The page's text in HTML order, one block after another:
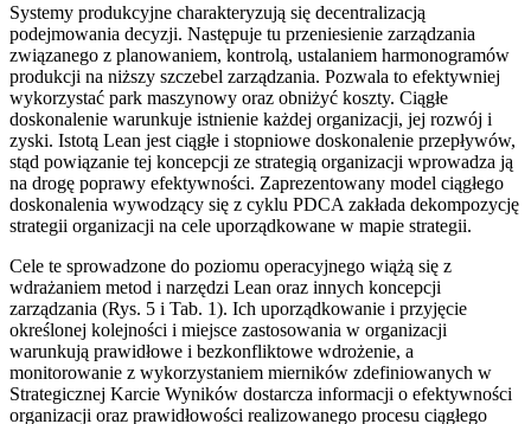
Systemy produkcyjne charakteryzują się decentralizacją
podejmowania decyzji. Następuje tu przeniesienie zarządzania
związanego z planowaniem, kontrolą, ustalaniem harmonogramów
produkcji na niższy szczebel zarządzania. Pozwala to efektywniej
wykorzystać park maszynowy oraz obniżyć koszty. Ciągłe
doskonalenie warunkuje istnienie każdej organizacji, jej rozwój i
zyski. Istotą Lean jest ciągłe i stopniowe doskonalenie przepływów,
stąd powiązanie tej koncepcji ze strategią organizacji wprowadza ją
na drogę poprawy efektywności. Zaprezentowany model ciągłego
doskonalenia wywodzący się z cyklu PDCA zakłada dekompozycję
strategii organizacji na cele uporządkowane w mapie strategii.
Cele te sprowadzone do poziomu operacyjnego wiążą się z
wdrażaniem metod i narzędzi Lean oraz innych koncepcji
zarządzania (Rys. 5 i Tab. 1). Ich uporządkowanie i przyjęcie
określonej kolejności i miejsce zastosowania w organizacji
warunkują prawidłowe i bezkonfliktowe wdrożenie, a
monitorowanie z wykorzystaniem mierników zdefiniowanych w
Strategicznej Karcie Wyników dostarcza informacji o efektywności
organizacji oraz prawidłowości realizowanego procesu ciągłego